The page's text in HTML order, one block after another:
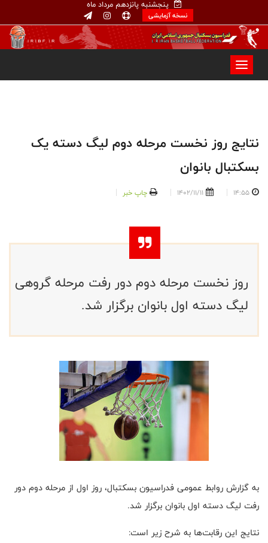
پنجشنبه پانزدهم مرداد ماه
نسخه آزمایشی
نتایج روز نخست مرحله دوم لیگ دسته یک
بسکتبال بانوان
14:55
1402/11/11 چاپ خبر
روز نخست مرحله دوم دور رفت مرحله گروهی
لیگ دسته اول بانوان برگزار شد. ‌
به گزارش روابط عمومی فدراسیون بسکتبال، روز اول از مرحله دوم دور
رفت لیگ دسته اول بانوان برگزار شد.
نتایج این رقابت‌ها به شرح زیر است: